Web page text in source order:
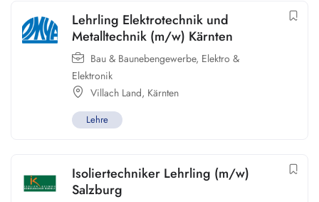
Lehrling Elektrotechnik und
Metalltechnik (m/w) Kärnten
Bau & Baunebengewerbe, Elektro &
Elektronik
Villach Land, Kärnten
Lehre
Isoliertechniker Lehrling (m/w)
Salzburg